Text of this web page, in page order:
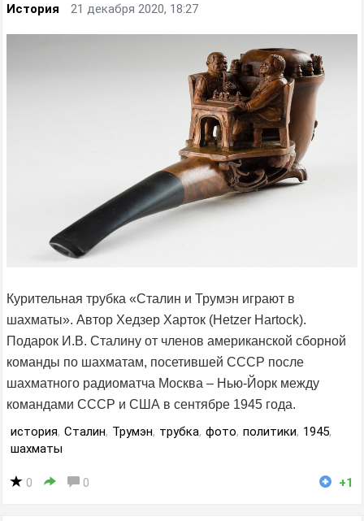
История 21 декабря 2020, 18:27
Курительная трубка «Сталин и Трумэн играют в
шахматы». Автор Хедзер Харток (Hetzer Hartock).
Подарок И.В. Сталину от членов американской сборной
команды по шахматам, посетившей СССР после
шахматного радиоматча Москва – Нью-Йорк между
командами СССР и США в сентябре 1945 года.
история, Сталин, Трумэн, трубка, фото, политики, 1945,
шахматы
0 0 +1